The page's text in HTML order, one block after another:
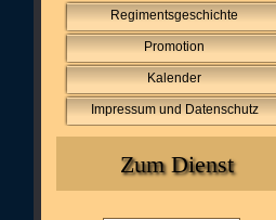
Regimentsgeschichte
Promotion
Kalender
Impressum und Datenschutz
Zum Dienst